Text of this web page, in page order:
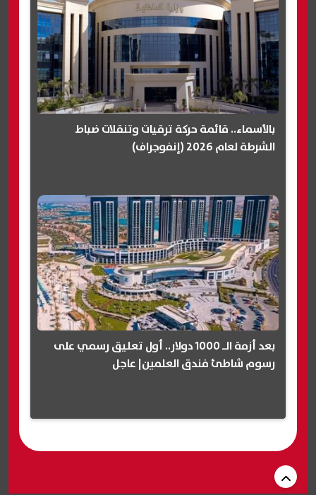
بالأسماء.. قائمة حركة ترقيات وتنقلات ضباط
الشرطة لعام 2026 (إنفوجراف)
بعد أزمة الـ 1000 دولار.. أول تعليق رسمي على
رسوم شاطئ فندق العلمين| عاجل